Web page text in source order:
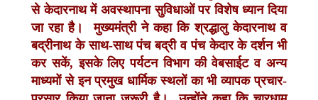
से केदारनाथ में अवस्थापना सुविधाओं पर विशेष ध्यान दिया
जा रहा है।मुख्यमंत्री ने कहा कि श्रद्धालु केदारनाथ व
बद्रीनाथ के साथ-साथ पंच बद्री व पंच केदार के दर्शन भी
कर सकें, इसके लिए पर्यटन विभाग की वेबसाईट व अन्य
माध्यमों से इन प्रमुख धार्मिक स्थलों का भी व्यापक प्रचार-